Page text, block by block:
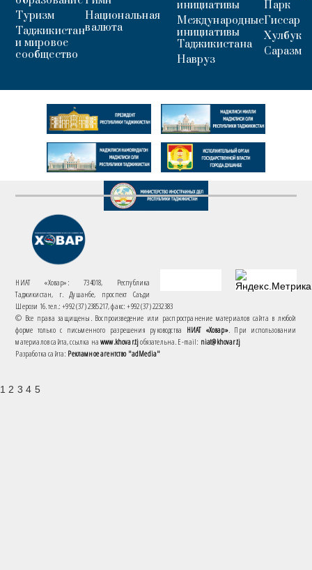
Туризм
Таджикистан
и мировое
сообщество
Национальная
валюта
инициативы
Международные
инициативы
Таджикистана
Навруз
Парк
Гиссар
Хулбук
Саразм
НИАТ «Ховар»: 734018, Республика
Таджикистан, г. Душанбе, проспект Саъди
Шерози 16. тел.: +992 (37) 2385217, факс: +992 (37) 2232383
© Все права защищены. Воспроизведение или распространение материалов сайта в любой
форме только с письменного разрешения руководства НИАТ «Ховар». При использовании
материалов сайта, ссылка наwww.khovar.tjобязательна. E-mail: niat@khovar.tj
Разработка сайта: Рекламное агентство "adMedia"
1 2 3 4 5